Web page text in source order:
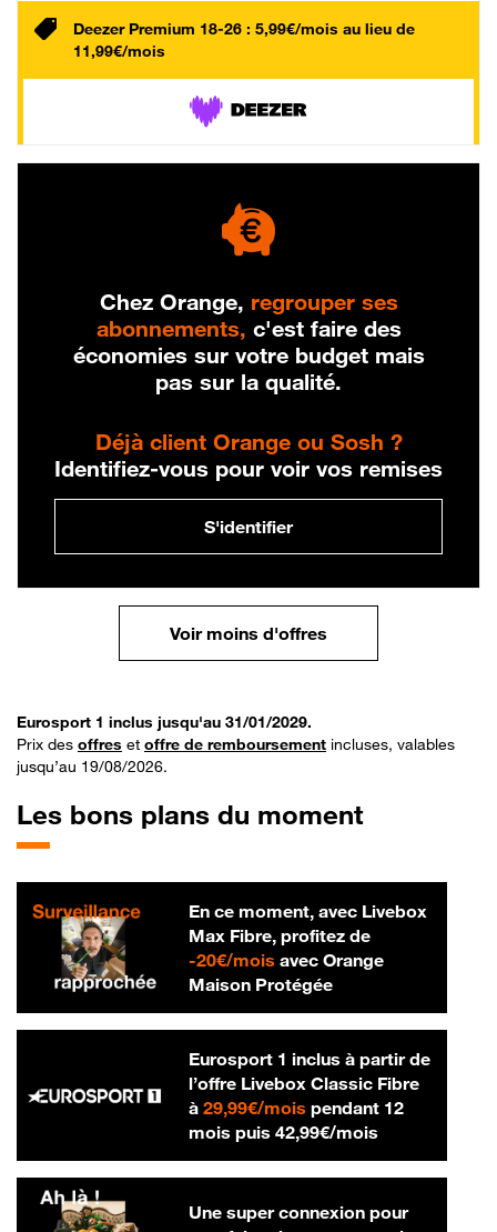
Deezer Premium 18-26 : 5,99€/mois au lieu de
11,99€/mois
Chez Orange, regrouper ses
abonnements, c'est faire des
économies sur votre budget mais
pas sur la qualité.
Déjà client Orange ou Sosh ?
Identifiez-vous pour voir vos remises
S'identifier
Voir moins d'offres
Eurosport 1 inclus jusqu'au 31/01/2029.
Prix des offres et offre de remboursement incluses, valables
jusqu’au 19/08/2026.
Les bons plans du moment
En ce moment, avec Livebox
Max Fibre, profitez de
-20€/mois20 € par mois
avec Orange
Maison Protégée
Eurosport 1 inclus à partir de
l’offre Livebox Classic Fibre
à 29,99€/mois29,99 € par mois
pendant 12
mois puis 42,99€/mois42,99 € par
Une super connexion pour